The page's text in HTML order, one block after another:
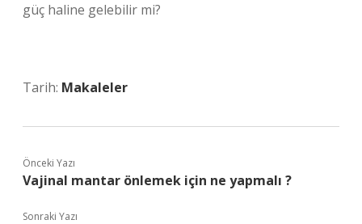
güç haline gelebilir mi?
Tarih: Makaleler
Önceki Yazı
Vajinal mantar önlemek için ne yapmalı ?
Sonraki Yazı